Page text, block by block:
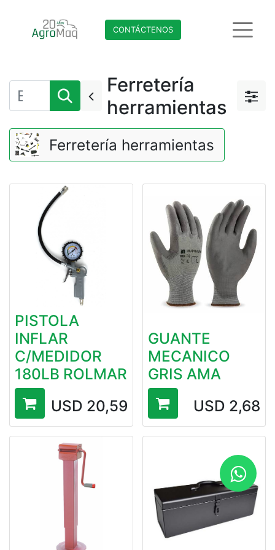
CONTÁCTENO​​​​S
Ferretería
herramientas
Ferretería herramientas
PISTOLA
INFLAR
C/MEDIDOR
180LB ROLMAR
USD 20,59
GUANTE
MECANICO
GRIS AMA
USD 2,68